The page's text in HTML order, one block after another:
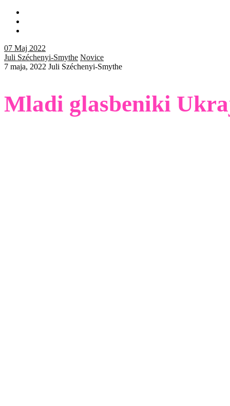
07 Maj 2022
Juli Széchenyi-Smythe Novice
7 maja, 2022 Juli Széchenyi-Smythe
Mladi glasbeniki